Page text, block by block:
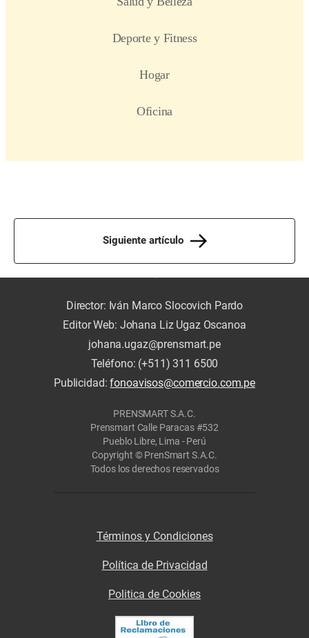
Siguiente artículo
Director: Iván Marco Slocovich Pardo
Editor Web: Johana Liz Ugaz Oscanoa
johana.ugaz@prensmart.pe
Teléfono: (+511) 311 6500
Publicidad:fonoavisos@comercio.com.pe
PRENSMART S.A.C.
Prensmart Calle Paracas #532
Pueblo Libre, Lima - Perú
Copyright © PrenSmart S.A.C.
Todos los derechos reservados
Términos y Condiciones
Política de Privacidad
Politica de Cookies